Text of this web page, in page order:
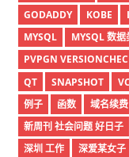
GODADDY
KOBE
MYSQL
MYSQL 数据
PVPGN
QT
SNAPSHOT
例子
函数 域名续费
新周刊 社会问题 好日子
深圳 工作
深爱某女子